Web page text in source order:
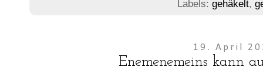
Labels: gehäkelt,
19. April
Enemenemeins kann